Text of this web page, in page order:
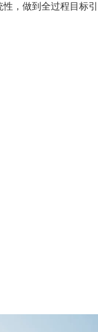
，做到全过程目标